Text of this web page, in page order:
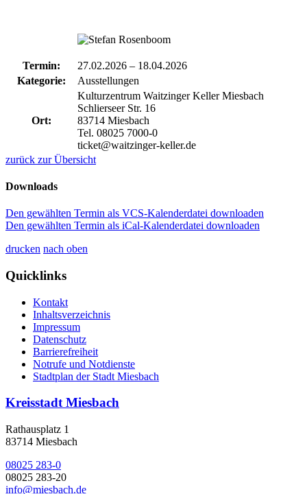
Termin: 27.02.2026 – 18.04.2026
Kategorie:
Ausstellungen
Ort:
Kulturzentrum Waitzinger Keller Miesbach
Schlierseer Str. 16
83714 Miesbach
Tel. 08025 7000-0
ticket@waitzinger-keller.de
zurück zur Übersicht
Downloads
Den gewählten Termin als VCS-Kalenderdatei downloaden
Den gewählten Termin als iCal-Kalenderdatei downloaden
drucken nach oben
Quicklinks
Kontakt
Inhaltsverzeichnis
Impressum
Datenschutz
Barrierefreiheit
Notrufe und Notdienste
Stadtplan der Stadt Miesbach
Kreisstadt Miesbach
Rathausplatz 1
83714 Miesbach
08025 283-0
08025 283-20
info@miesbach.de